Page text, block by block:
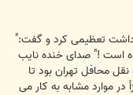
داشت تعظیمی کرد و گفت:"
است !" صدای خنده نایب
محافل تهران بود تا
در موارد مشابه به کار می